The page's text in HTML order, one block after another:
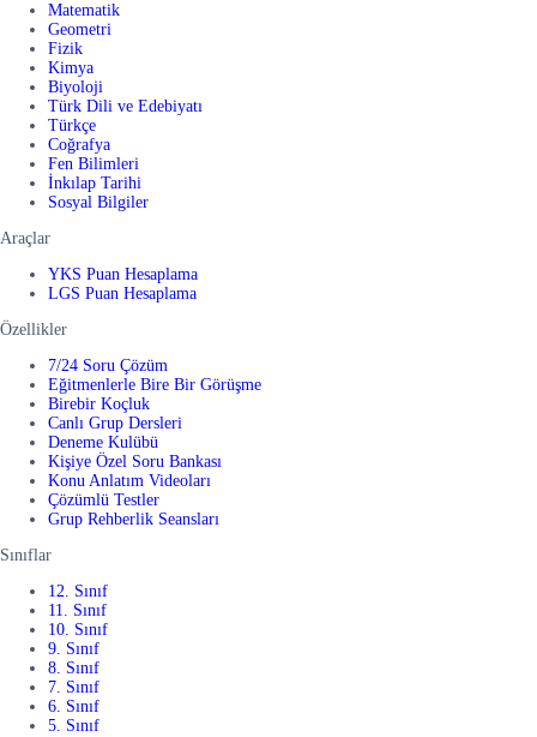
Matematik
Geometri
Fizik
Kimya
Biyoloji
Türk Dili ve Edebiyatı
Türkçe
Coğrafya
Fen Bilimleri
İnkılap Tarihi
Sosyal Bilgiler
Araçlar
YKS Puan Hesaplama
LGS Puan Hesaplama
Özellikler
7/24 Soru Çözüm
Eğitmenlerle Bire Bir Görüşme
Birebir Koçluk
Canlı Grup Dersleri
Deneme Kulübü
Kişiye Özel Soru Bankası
Konu Anlatım Videoları
Çözümlü Testler
Grup Rehberlik Seansları
Sınıflar
12. Sınıf
11. Sınıf
10. Sınıf
9. Sınıf
8. Sınıf
7. Sınıf
6. Sınıf
5. Sınıf